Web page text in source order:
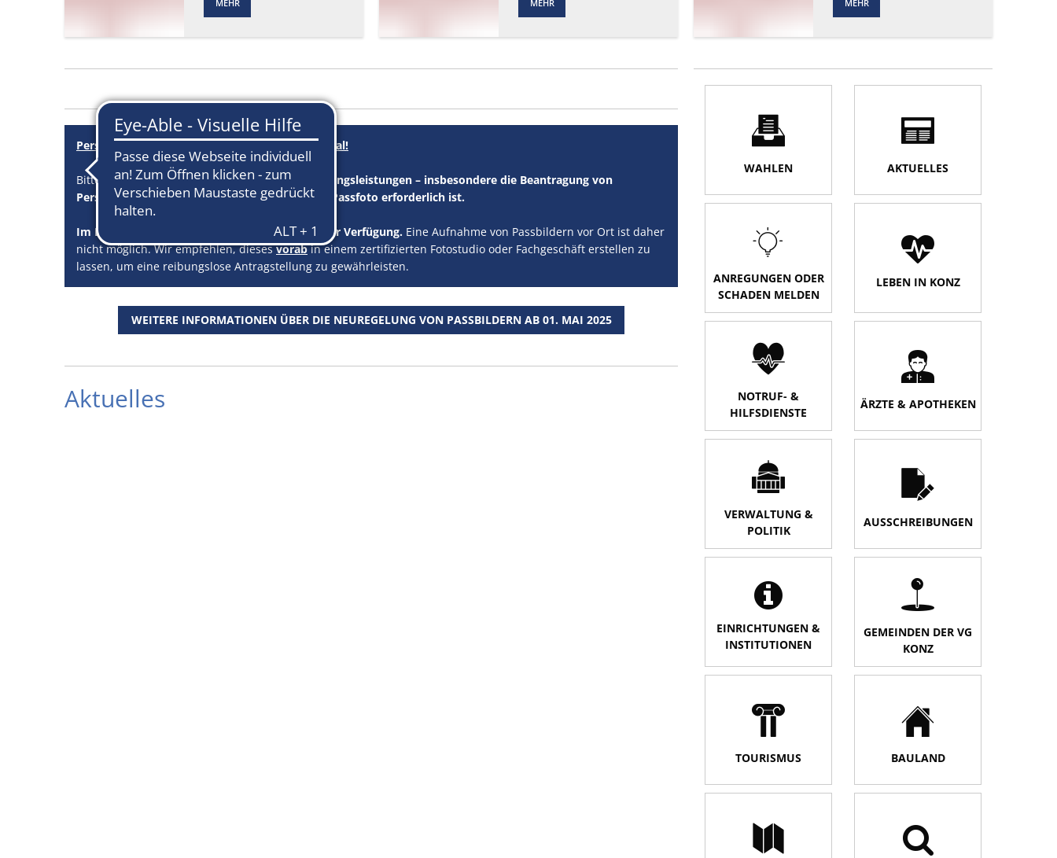
MEHR MEHR MEHR
Personalausweis und Pass: Bilder nur noch digital!
Bitte beachten Sie, dassfür bestimmte Verwaltungsleistungen – insbesondere die Beantragung von
Personalausweis oder Reisepass – ein digitales Passfoto erforderlich ist.
Im Bürgerbüro Konz steht kein Fotoautomat zur Verfügung. Eine Aufnahme von Passbildern vor Ort ist daher
nicht möglich. Wir empfehlen, diesesvorabin einem zertifizierten Fotostudio oder Fachgeschäft erstellen zu
lassen, um eine reibungslose Antragstellung zu gewährleisten.
WEITERE INFORMATIONEN ÜBER DIE NEUREGELUNG VON PASSBILDERN AB 01. MAI 2025
Aktuelles
WAHLEN AKTUELLES
ANREGUNGEN ODER
SCHADEN MELDEN
LEBEN IN KONZ
NOTRUF- &
HILFSDIENSTE
ÄRZTE & APOTHEKEN
VERWALTUNG &
POLITIK
AUSSCHREIBUNGEN
EINRICHTUNGEN &
INSTITUTIONEN
GEMEINDEN DER VG
KONZ
TOURISMUS BAULAND